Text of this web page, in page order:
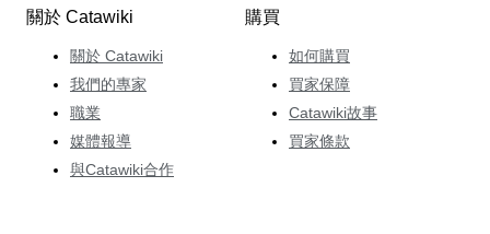
關於 Catawiki
關於 Catawiki
我們的專家
職業
媒體報導
與Catawiki合作
購買
如何購買
買家保障
Catawiki故事
買家條款